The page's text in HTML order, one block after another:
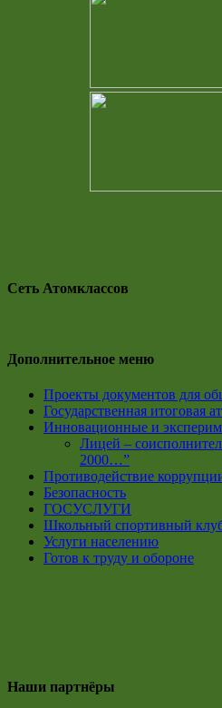
Сеть Атомклассов
Дополнительное меню
Проекты документов для
Государственная итоговая
Инновационные и
Лицей –
2000…”
Противодействие
Безопасность
ГОСУСЛУГИ
Школьный спортивный
Услуги населению
Готов к труду и обороне
Наши партнёры